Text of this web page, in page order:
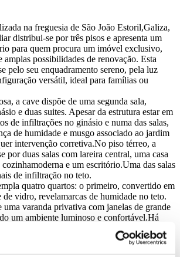
na freguesia de São João Estoril,Galiza,
distribui-se por três pisos e apresenta um
para quem procura um imóvel exclusivo,
amplas possibilidades de renovação. Esta
pelo seu enquadramento sereno, pela luz
versátil, ideal para famílias ou
a cave dispõe de uma segunda sala,
e duas suites. Apesar da estrutura estar em
de infiltrações no ginásio e numa das salas,
de humidade e musgo associado ao jardim
intervenção corretiva.No piso térreo, a
por duas salas com lareira central, uma casa
e um escritório.Uma das salas
de infiltração no teto.
quatro quartos: o primeiro, convertido em
vidro, revelamarcas de humidade no teto.
uma varanda privativa com janelas de grande
um ambiente luminoso e confortável.Há
e acesso a um terraço, bem como mais
deles em suite.